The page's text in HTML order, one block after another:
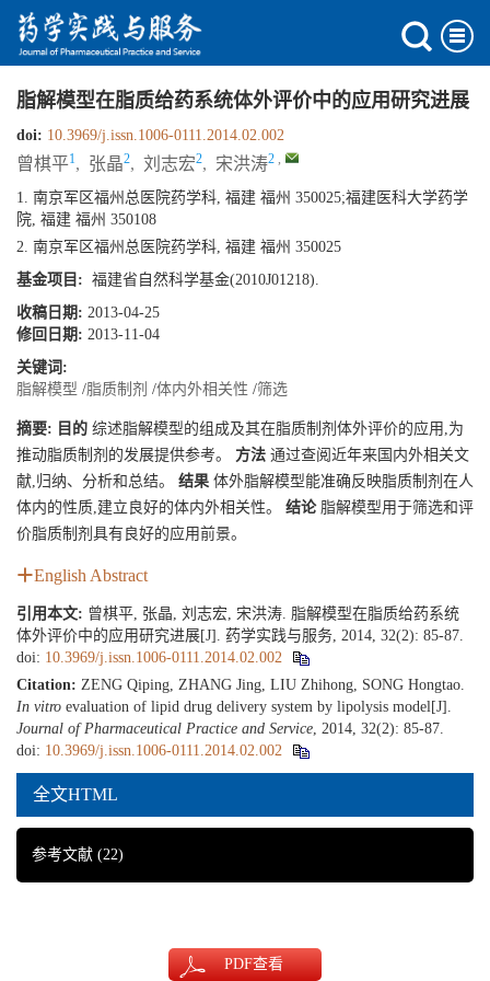
脂解模型在脂质给药系统体外评价中的应用研究进展
doi: 10.3969/j.issn.1006-0111.2014.02.002
曾棋平1, 张晶2, 刘志宏2, 宋洪涛2 ,
1. 南京军区福州总医院药学科, 福建 福州 350025;福建医科大学药学
院, 福建 福州 350108
2. 南京军区福州总医院药学科, 福建 福州 350025
基金项目: 福建省自然科学基金(2010J01218).
收稿日期: 2013-04-25
修回日期: 2013-11-04
关键词:
脂解模型 /脂质制剂 /体内外相关性 /筛选
摘要: 目的 综述脂解模型的组成及其在脂质制剂体外评价的应用,为
推动脂质制剂的发展提供参考。 方法 通过查阅近年来国内外相关文
献,归纳、分析和总结。 结果 体外脂解模型能准确反映脂质制剂在人
体内的性质,建立良好的体内外相关性。 结论脂解模型用于筛选和评
价脂质制剂具有良好的应用前景。
English Abstract
引用本文: 曾棋平, 张晶, 刘志宏, 宋洪涛. 脂解模型在脂质给药系统
体外评价中的应用研究进展[J]. 药学实践与服务, 2014, 32(2): 85-87.
doi: 10.3969/j.issn.1006-0111.2014.02.002
Citation: ZENG Qiping, ZHANG Jing, LIU Zhihong, SONG Hongtao.
In vitro evaluation of lipid drug delivery system by lipolysis model[J].
Journal of Pharmaceutical Practice and Service , 2014, 32(2): 85-87.
doi: 10.3969/j.issn.1006-0111.2014.02.002
全文HTML
参考文献 (22)
PDF查看